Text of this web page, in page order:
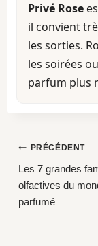
Privé Rose
il convient
les sorties.
les soirées
parfum plus
Navigation
de
l’article
PRÉCÉDENT
Les 7 grandes
olfactives du
parfumé